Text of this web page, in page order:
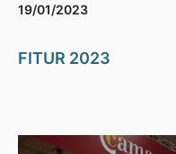
19/01/2023
FITUR 2023